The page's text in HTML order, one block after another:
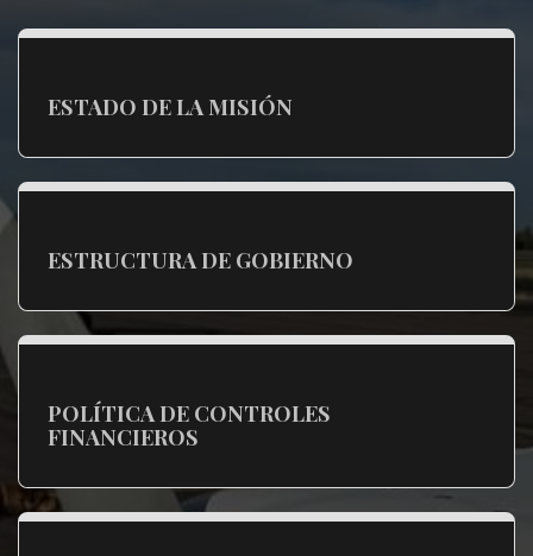
ESTADO DE LA MISIÓN
ESTRUCTURA DE GOBIERNO
POLÍTICA DE CONTROLES
FINANCIEROS